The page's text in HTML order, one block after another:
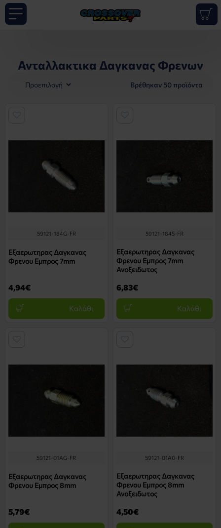
Ανταλλακτικα Δαγκανας Φρενων
Βρέθηκαν 50 προϊόντα
59121-184G-FR
Εξαερωτηρας Δαγκανας
Φρενου Εμπρος 7mm
4,94€
Καλάθι
59121-184S-FR
Εξαερωτηρας Δαγκανας
Φρενου Εμπρος 7mm
Ανοξειδωτος
6,83€
Καλάθι
59121-01AG-FR
Εξαερωτηρας Δαγκανας
Φρενου Εμπρος 8mm
5,79€
59121-01A0-FR
Εξαερωτηρας Δαγκανας
Φρενου Εμπρος 8mm
Ανοξειδωτος
4,50€